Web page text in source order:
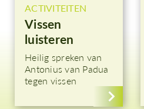
ACTIVITEITEN
Vissen
luisteren
Heilig spreken van
Antonius van Padua
tegen vissen